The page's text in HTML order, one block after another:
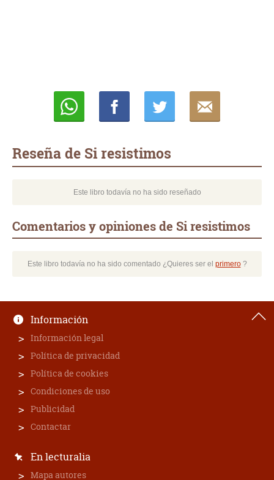
Reseña de Si resistimos
Este libro todavía no ha sido reseñado
Comentarios y opiniones de Si resistimos
Este libro todavía no ha sido comentado ¿Quieres ser el primero?
Información
Información legal
Política de privacidad
Política de cookies
Condiciones de uso
Publicidad
Contactar
En lecturalia
Mapa autores